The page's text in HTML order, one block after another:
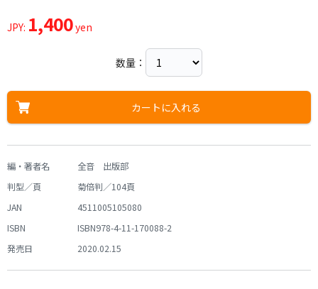
JPY: 1,400yen
数量：
カートに入れる
編・著者名
全音 出版部
判型／頁
菊倍判／104頁
JAN
4511005105080
ISBN
ISBN978-4-11-170088-2
発売日
2020.02.15